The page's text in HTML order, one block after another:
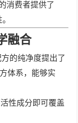
消费者提供了
融合
的纯净度提出了
体系，能够实
性成分即可覆盖